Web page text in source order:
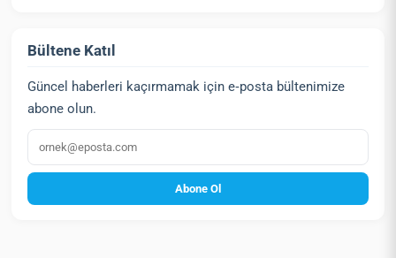
Bültene Katıl
Güncel haberleri kaçırmamak için e‑posta bültenimize
abone olun.
E‑posta
Abone Ol